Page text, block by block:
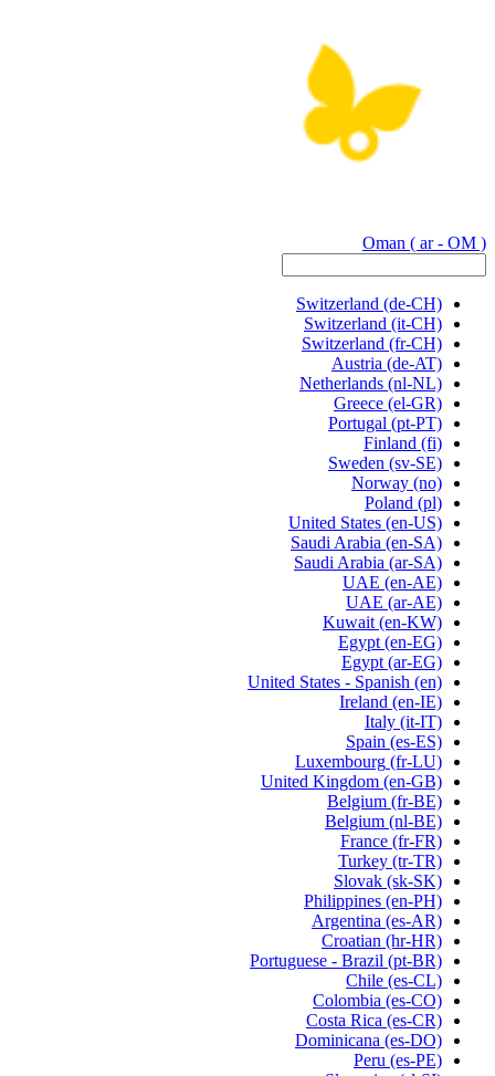
Oman ( ar - OM )
Switzerland (de-CH)
Switzerland (it-CH)
Switzerland (fr-CH)
Austria (de-AT)
Netherlands (nl-NL)
Greece (el-GR)
Portugal (pt-PT)
Finland (fi)
Sweden (sv-SE)
Norway (no)
Poland (pl)
United States (en-US)
Saudi Arabia (en-SA)
Saudi Arabia (ar-SA)
UAE (en-AE)
UAE (ar-AE)
Kuwait (en-KW)
Egypt (en-EG)
Egypt (ar-EG)
United States - Spanish (en)
Ireland (en-IE)
Italy (it-IT)
Spain (es-ES)
Luxembourg (fr-LU)
United Kingdom (en-GB)
Belgium (fr-BE)
Belgium (nl-BE)
France (fr-FR)
Turkey (tr-TR)
Slovak (sk-SK)
Philippines (en-PH)
Argentina (es-AR)
Croatian (hr-HR)
Portuguese - Brazil (pt-BR)
Chile (es-CL)
Colombia (es-CO)
Costa Rica (es-CR)
Dominicana (es-DO)
Peru (es-PE)